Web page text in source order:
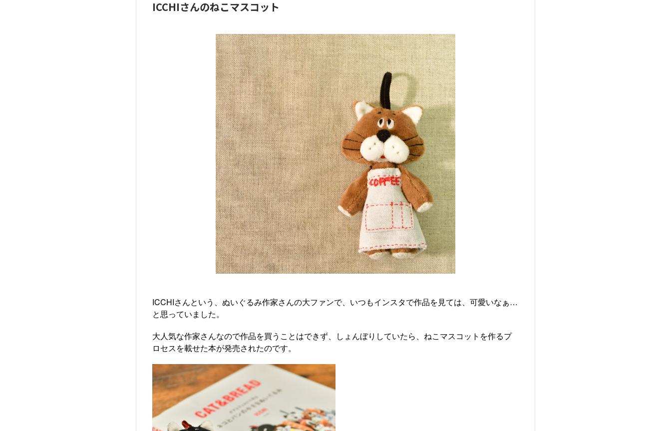
ICCHIさんのねこマスコット
ICCHIさんという、ぬいぐるみ作家さんの大ファンで、いつもインスタで作品を見ては、可愛いなぁ…
と思っていました。
大人気な作家さんなので作品を買うことはできず、しょんぼりしていたら、ねこマスコットを作るプ
ロセスを載せた本が発売されたのです。